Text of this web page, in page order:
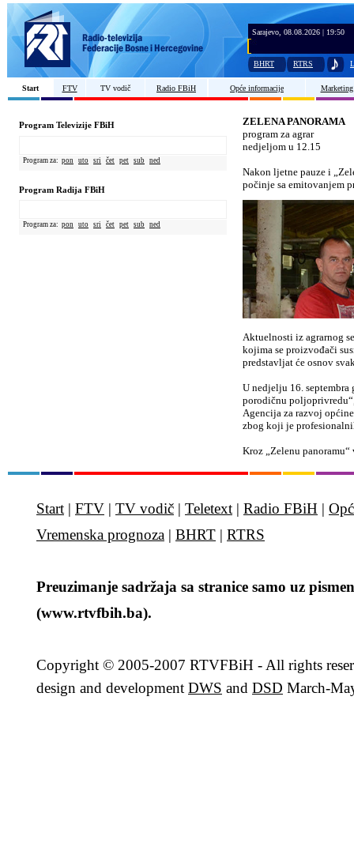
Sarajevo, 08.08.2026 | 19:50
BHRT RTRS
Start FTV TV vodič Radio FBiH Opće informacije Marketing
Program Televizije FBiH
Program za: pon uto sri čet pet sub ned
Program Radija FBiH
Program za: pon uto sri čet pet sub ned
ZELENA PANORAMA
program za agrar
nedjeljom u 12.15
Nakon ljetne pauze i
počinje sa emitovanjem
Aktuelnosti iz agrarnog
kojima se proizvođači
predstavljat će osnov
U nedjelju 16.
porodičnu
Agencija za razvoj
zbog koji je
Kroz „Zelenu
Start | FTV | TV vodič | Teletext | Radio FBiH |
Vremenska prognoza | BHRT | RTRS
Preuzimanje sadržaja sa stranice samo uz
(www.rtvfbih.ba).
Copyright © 2005-2007 RTVFBiH - All rights
design and development DWS and DSD March-